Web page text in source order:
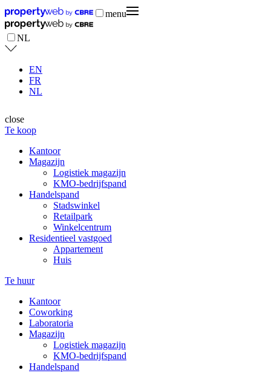
menu
NL
EN
FR
NL
close
Te koop
Kantoor
Magazijn
Logistiek magazijn
KMO-bedrijfspand
Handelspand
Stadswinkel
Retailpark
Winkelcentrum
Residentieel vastgoed
Appartement
Huis
Te huur
Kantoor
Coworking
Laboratoria
Magazijn
Logistiek magazijn
KMO-bedrijfspand
Handelspand